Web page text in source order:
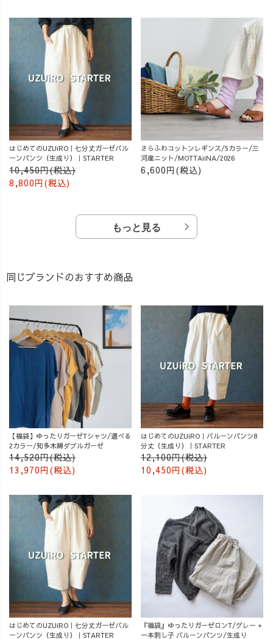
はじめてのUZUiRO｜七分丈ガーゼバル
ーンパンツ（生成り）｜STARTER
10,450円(税込)
8,800円(税込)
さらふわコットンレギンス/5カラー/三
河産ニット/MOTTAiiNA/2026
6,600円(税込)
もっと見る
同じブランドのおすすめ商品
【福袋】ゆったりガーゼTシャツ/選べる
2カラー/知多木綿ダブルガーゼ
14,520円(税込)
13,970円(税込)
はじめてのUZUiRO｜バルーンパンツ8
分丈（生成り）｜STARTER
12,100円(税込)
10,450円(税込)
はじめてのUZUiRO｜七分丈ガーゼバル
ーンパンツ（生成り）｜STARTER
『福袋』ゆったりガーゼロンT/グレー +
一本刺し子 バルーンパンツ/生成り